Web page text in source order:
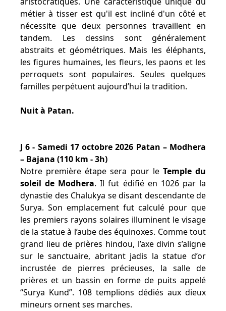
métier à tisser est qu'il est incliné d'un côté et
nécessite que deux personnes travaillent en
tandem. Les dessins sont généralement
abstraits et géométriques. Mais les éléphants,
les figures humaines, les fleurs, les paons et les
perroquets sont populaires. Seules quelques
familles perpétuent aujourd’hui la tradition.
Nuit à Patan.
J 6 - Samedi 17 octobre 2026 Patan – Modhera
– Bajana (110 km - 3h)
Notre première étape sera pour le Temple du
soleil de Modhera. Il fut édifié en 1026 par la
dynastie des Chalukya se disant descendante de
Surya. Son emplacement fut calculé pour que
les premiers rayons solaires illuminent le visage
de la statue à l’aube des équinoxes. Comme tout
grand lieu de prières hindou, l’axe divin s’aligne
sur le sanctuaire, abritant jadis la statue d’or
incrustée de pierres précieuses, la salle de
prières et un bassin en forme de puits appelé
“Surya Kund”. 108 templions dédiés aux dieux
mineurs ornent ses marches.